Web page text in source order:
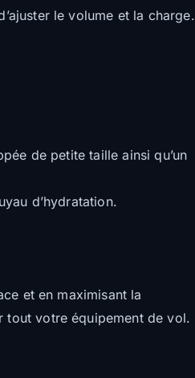
le volume et la charge.
de petite taille ainsi qu’un
d’hydratation.
et en maximisant la
tout votre équipement de vol.